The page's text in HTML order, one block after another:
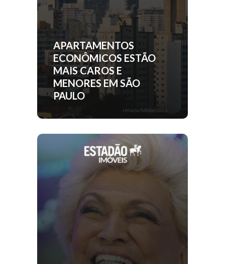
APARTAMENTOS
ECONÔMICOS ESTÃO
MAIS CAROS E
MENORES EM SÃO
PAULO